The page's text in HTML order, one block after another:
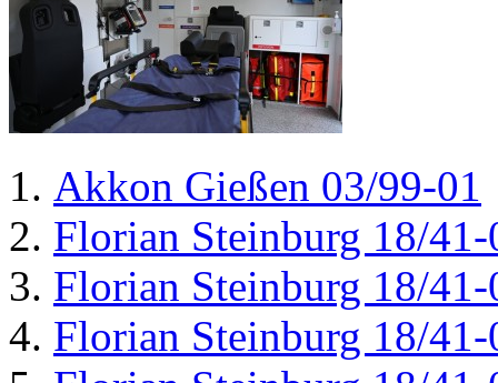
Akkon Gießen 03/99-01
Florian Steinburg 18/41-
Florian Steinburg 18/41-
Florian Steinburg 18/41-